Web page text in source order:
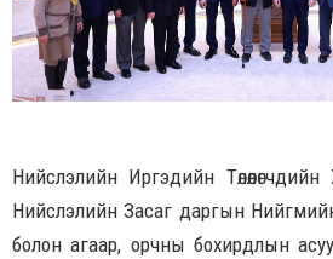
Нийслэлийн Иргэдийн
Нийслэлийн Засаг даргын
болон агаар, орчны бохирдлын